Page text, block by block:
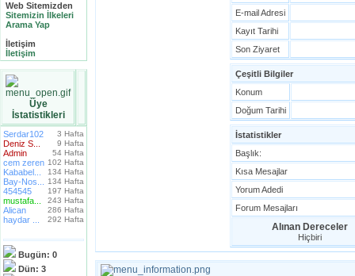
Web Sitemizden
Sitemizin İlkeleri
Arama Yap
İletişim
İletişim
Üye
İstatistikleri
Serdar102 3 Hafta
Deniz S... 9 Hafta
Admin 54 Hafta
cem zeren 102 Hafta
Kababel... 134 Hafta
Bay-Nos... 134 Hafta
454545 197 Hafta
mustafa... 243 Hafta
Alican 286 Hafta
haydar ... 292 Hafta
Bugün: 0
Dün: 3
E-mail Adresi
Kayıt Tarihi
Son Ziyaret
Çeşitli Bilgiler
Konum
Doğum Tarihi
İstatistikler
Başlık:
Kısa Mesajlar
Yorum Adedi
Forum Mesajları
Alınan Dereceler
Hiçbiri